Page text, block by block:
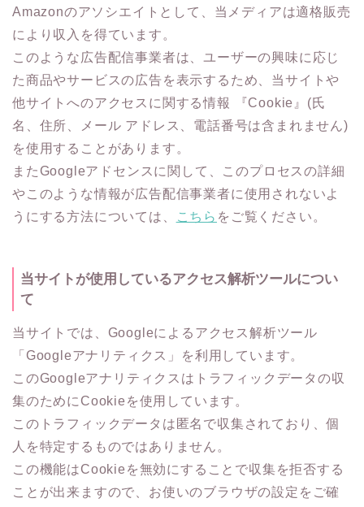
Amazonのアソシエイトとして、当メディアは適格販売
により収入を得ています。
このような広告配信事業者は、ユーザーの興味に応じ
た商品やサービスの広告を表示するため、当サイトや
他サイトへのアクセスに関する情報 『Cookie』(氏
名、住所、メール アドレス、電話番号は含まれません)
を使用することがあります。
またGoogleアドセンスに関して、このプロセスの詳細
やこのような情報が広告配信事業者に使用されないよ
うにする方法については、
こちら をご覧ください。
当サイトが使用しているアクセス解析ツールについ
て
当サイトでは、Googleによるアクセス解析ツール
「Googleアナリティクス」を利用しています。
このGoogleアナリティクスはトラフィックデータの収
集のためにCookieを使用しています。
このトラフィックデータは匿名で収集されており、個
人を特定するものではありません。
この機能はCookieを無効にすることで収集を拒否する
ことが出来ますので、お使いのブラウザの設定をご確